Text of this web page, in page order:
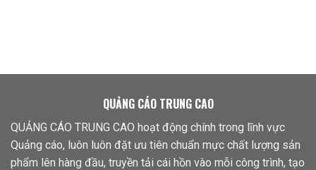
QUẢNG CÁO TRUNG CAO
QUẢNG CÁO TRUNG CAO hoạt động chính trong lĩnh vực
Quảng cáo, luôn luôn đặt ưu tiên chuẩn mực chất lượng sản
phẩm lên hàng đầu, truyền tải cái hồn vào mỗi công trình, tạo